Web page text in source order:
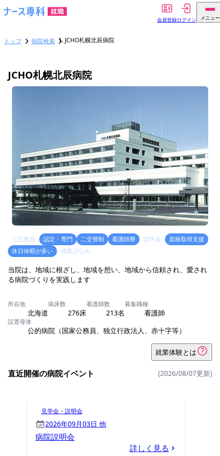
会員登録ログイン メニュー
トップ 病院検索 JCHO札幌北辰病院
JCHO札幌北辰病院
三次救急 認定・専門 二交替制 看護師寮 奨学金
資格取得支援
休日休暇が多い
残業少なめ
当院は、地域に根ざし、地域を想い、地域から信頼され、愛され
る病院づくりを実践します
所在地
北海道
病床数
276床
看護師数
213名
募集職種
看護師
設置母体
公的病院（国家公務員、独立行政法人、赤十字等）
就業体験とは
直近開催の病院イベント (2026/08/07更新)
見学会・説明会
2026年09月03日 他
病院説明会
詳しく見る